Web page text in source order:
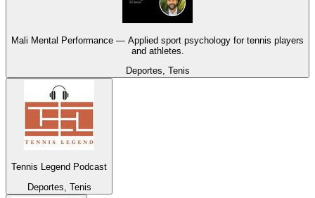
Mali Mental Performance — Applied sport psychology for tennis players
and athletes.
Deportes, Tenis
Tennis Legend Podcast
Deportes, Tenis